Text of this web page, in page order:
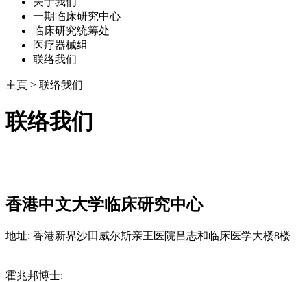
一期临床研究中心
临床研究统筹处
医疗器械组
联络我们
主頁 > 联络我们
联络我们
香港中文大学临床研究中心
地址: 香港新界沙田威尔斯亲王医院吕志和临床医学大楼8楼
霍兆邦博士: